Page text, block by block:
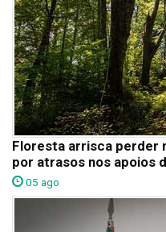
Floresta arrisca perder
por atrasos nos apoios
05 ago